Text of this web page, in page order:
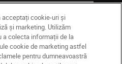
acceptați cookie-uri și
și marketing. Utilizăm
a colecta informații de la
cookie de marketing astfel
pentru dumneavoastră